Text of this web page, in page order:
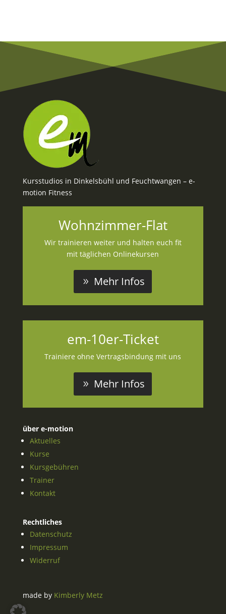
Kursstudios in Dinkelsbühl und Feuchtwangen – e-
motion Fitness
Wohnzimmer-Flat
Wir trainieren weiter und halten euch fit
mit täglichen Onlinekursen
Mehr Infos
em-10er-Ticket
Trainiere ohne Vertragsbindung mit uns
Mehr Infos
über e-motion
Aktuelles
Kurse
Kursgebühren
Trainer
Kontakt
Rechtliches
Datenschutz
Impressum
Widerruf
made by Kimberly Metz